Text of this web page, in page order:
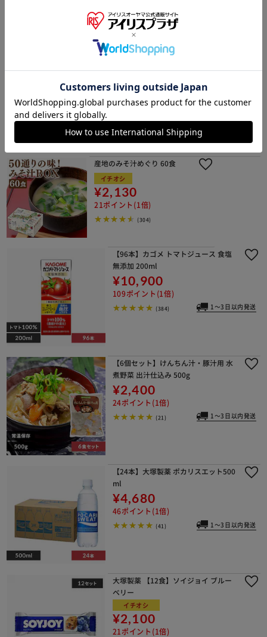
40食 24食 3食 add
0％ 200g×30パック
¥4,600
産地のみそ汁めぐり 60食
イチオシ
¥2,130
21ポイント(1倍)
(304)
【96本】カゴメ トマトジュース 食塩
無添加 200ml
¥10,900
109ポイント(1倍)
(384) 1～3日以内発送
【6個セット】けんちん汁・豚汁用 水
煮野菜 出汁仕込み 500g
¥2,400
24ポイント(1倍)
(21) 1～3日以内発送
【24本】大塚製薬 ポカリスエット500
ml
¥4,680
46ポイント(1倍)
(41) 1～3日以内発送
大塚製薬 【12食】ソイジョイ ブルー
ベリー
イチオシ
¥2,100
21ポイント(1倍)